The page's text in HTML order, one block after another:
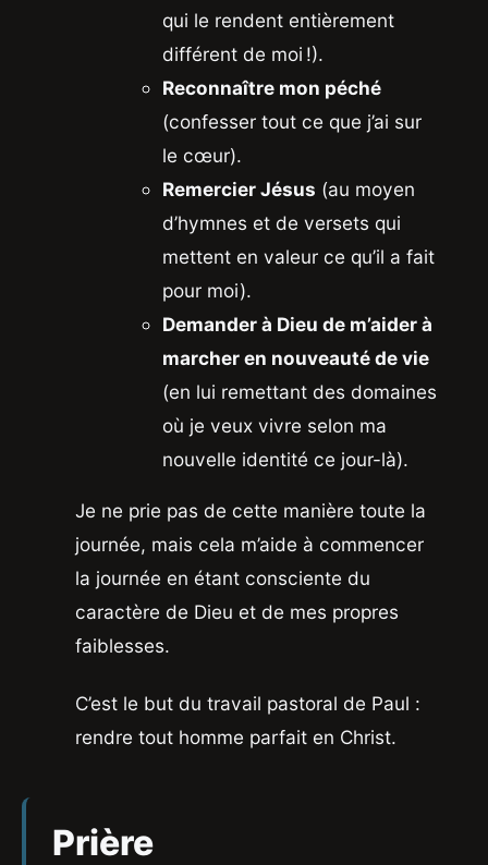
qui le rendent entièrement
différent de moi !).
Reconnaître mon péché
(confesser tout ce que j’ai sur
le cœur).
Remercier Jésus (au moyen
d’hymnes et de versets qui
mettent en valeur ce qu’il a fait
pour moi).
Demander à Dieu de m’aider à
marcher en nouveauté de vie
(en lui remettant des domaines
où je veux vivre selon ma
nouvelle identité ce jour-là).
Je ne prie pas de cette manière toute la
journée, mais cela m’aide à commencer
la journée en étant consciente du
caractère de Dieu et de mes propres
faiblesses.
C’est le but du travail pastoral de Paul :
rendre tout homme parfait en Christ.
Prière